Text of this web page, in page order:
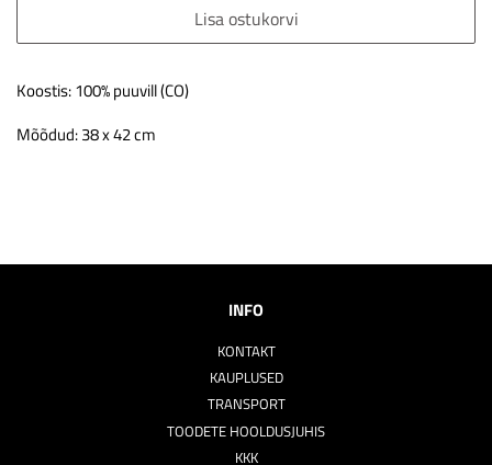
Lisa ostukorvi
Koostis: 100% puuvill (CO)
Mõõdud: 38 x 42 cm
INFO
KONTAKT
KAUPLUSED
TRANSPORT
TOODETE HOOLDUSJUHIS
KKK